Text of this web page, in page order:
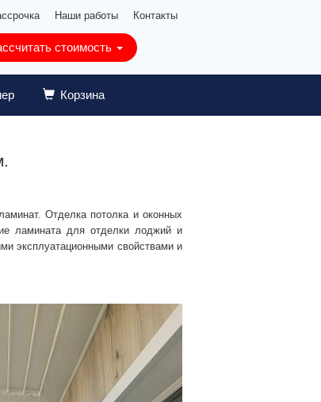
Наши работы Контакты
стоимость
Корзина
Отделка потолка и оконных
ламината для отделки лоджий и
эксплуатационными свойствами и